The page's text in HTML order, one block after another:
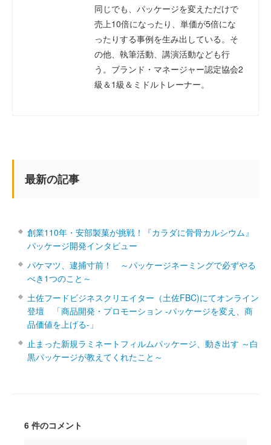
同じでも、パッケージを変えただけで
売上10倍になったり、単価が5倍にな
ったりする事例を生み出している。そ
の他、執筆活動、講演活動なども行
う。ブランド・マネージャー認定協会2
級＆1級＆ミドルトレーナー。
最新の記事
創業110年・安部製菓が挑戦！『カラダに骨骨カルシウム』
パッケージ開発インタビュー
パケマツ、逮捕寸前！ ～パッケージネーミングで必ずやる
べき1つのこと～
土佐フードビジネスクリエイター（土佐FBC)にてオンライン
登壇 「商品開発・プロモーション ‐パッケージを変え、商
品価値を上げる‐」
止まった新規ラミネートフィルムパッケージ、動き出す ～白
黒パッケージが教えてくれたこと～
6 件のコメント